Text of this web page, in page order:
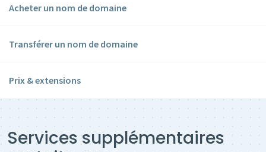
Acheter un nom de domaine
Transférer un nom de domaine
Prix & extensions
Services supplémentaires